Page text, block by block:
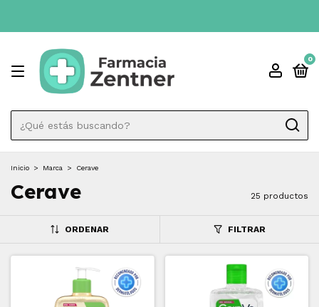
0
Inicio > Marca > Cerave
Cerave 25 productos
ORDENAR FILTRAR